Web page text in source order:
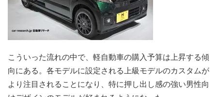
こういった流れの中で、軽自動車の購入予算は上昇する傾
向にある。各モデルに設定される上級モデルのカスタムが
より注目されることになり、特に押し出し感の強い男性向